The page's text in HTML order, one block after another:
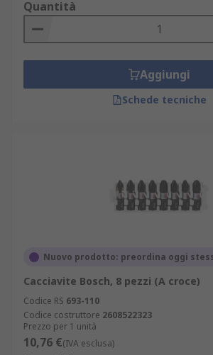
Le punte per cacciavite sono
gamma di forme e dimensioni per
applicazioni e per l'uso con vari
ad esempio il trapano.
I set di punte e trapani combinati
caratterizzata da una maggiore durata.
Quantità
Aggiungi
Schede tecniche
Nuovo prodotto: preordina oggi
Cacciavite Bosch, 8 pezzi (A croce)
Codice RS 693-110
Codice costruttore 2608522323
Prezzo per 1 unità
10,76 €(IVA esclusa)